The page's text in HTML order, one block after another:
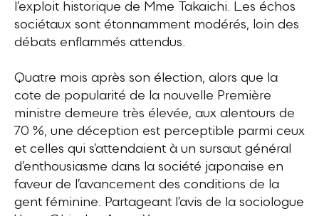
l’exploit historique de Mme Takaichi. Les échos
sociétaux sont étonnamment modérés, loin des
débats enflammés attendus.
Quatre mois après son élection, alors que la
cote de popularité de la nouvelle Première
ministre demeure très élevée, aux alentours de
70 %, une déception est perceptible parmi ceux
et celles qui s’attendaient à un sursaut général
d’enthousiasme dans la société japonaise en
faveur de l’avancement des conditions de la
gent féminine. Partageant l’avis de la sociologue